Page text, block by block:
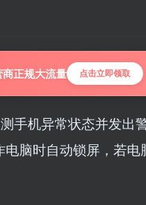
正规大流量 点击立即领取
手机异常状态并发出
脑时自动锁屏，若